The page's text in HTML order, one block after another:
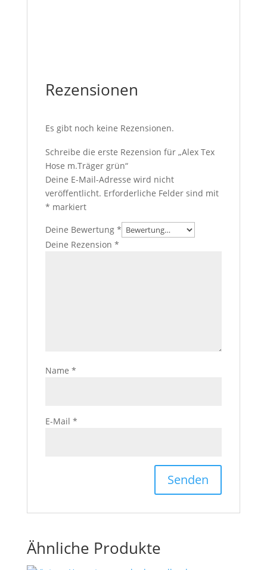
Rezensionen
Es gibt noch keine Rezensionen.
Schreibe die erste Rezension für „Alex Tex
Hose m.Träger grün“
Deine E-Mail-Adresse wird nicht
veröffentlicht. Erforderliche Felder sind mit
* markiert
Deine Bewertung *
Deine Rezension *
Name *
E-Mail *
Ähnliche Produkte